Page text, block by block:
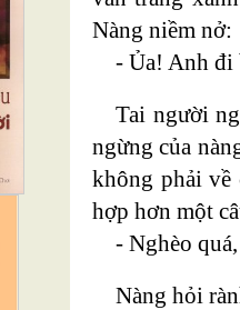
Nàng niềm nở:
- Ủa! Anh đi
Tai người
ngừng của
không phải về
hợp hơn một
- Nghèo
Nàng hỏi